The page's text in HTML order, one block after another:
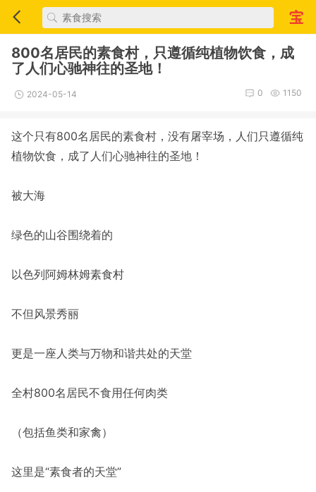
800名居民的素食村，只遵循纯植物饮食，成
了人们心驰神往的圣地！
2024-05-14 1150
0
这个只有800名居民的素食村，没有屠宰场，人们只遵循纯
植物饮食，成了人们心驰神往的圣地！
被大海
绿色的山谷围绕着的
以色列阿姆林姆素食村
不但风景秀丽
更是一座人类与万物和谐共处的天堂
全村800名居民不食用任何肉类
（包括鱼类和家禽）
这里是“素食者的天堂”